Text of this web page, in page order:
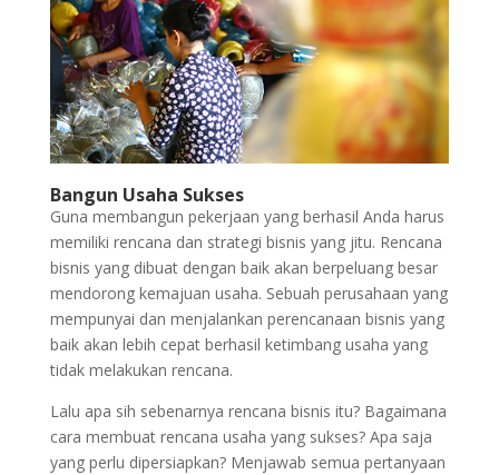
Bangun Usaha Sukses
Guna membangun pekerjaan yang berhasil Anda harus
memiliki rencana dan strategi bisnis yang jitu. Rencana
bisnis yang dibuat dengan baik akan berpeluang besar
mendorong kemajuan usaha. Sebuah perusahaan yang
mempunyai dan menjalankan perencanaan bisnis yang
baik akan lebih cepat berhasil ketimbang usaha yang
tidak melakukan rencana.
Lalu apa sih sebenarnya rencana bisnis itu? Bagaimana
cara membuat rencana usaha yang sukses? Apa saja
yang perlu dipersiapkan? Menjawab semua pertanyaan